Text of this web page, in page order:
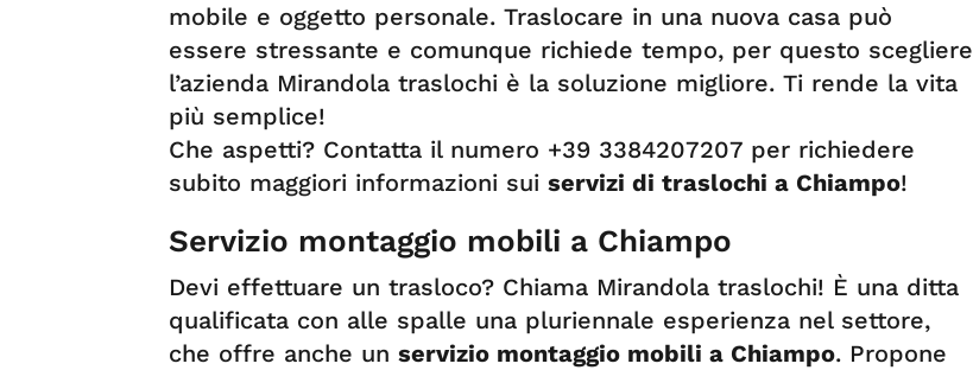
mobile e oggetto personale. Traslocare in una nuova casa può
essere stressante e comunque richiede tempo, per questo scegliere
l’azienda Mirandola traslochi è la soluzione migliore. Ti rende la vita
più semplice!
Che aspetti? Contatta il numero +39 3384207207 per richiedere
subito maggiori informazioni sui servizi di traslochi a Chiampo!
Servizio montaggio mobili a Chiampo
Devi effettuare un trasloco? Chiama Mirandola traslochi! È una ditta
qualificata con alle spalle una pluriennale esperienza nel settore,
che offre anche un servizio montaggio mobili a Chiampo. Propone